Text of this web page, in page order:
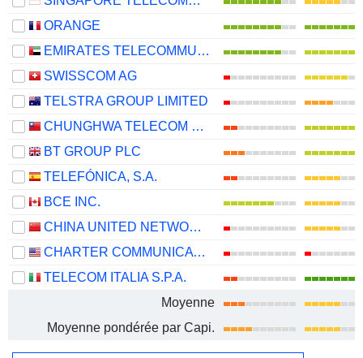
ORANGE
EMIRATES TELECOMMUNICATIONS GROUP COMPANY
SWISSCOM AG
TELSTRA GROUP LIMITED
CHUNGHWA TELECOM CO., LTD.
BT GROUP PLC
TELEFÓNICA, S.A.
BCE INC.
CHINA UNITED NETWORK COMMUNICATIONS LIMITED
CHARTER COMMUNICATIONS, INC.
TELECOM ITALIA S.P.A.
Moyenne
Moyenne pondérée par Capi.